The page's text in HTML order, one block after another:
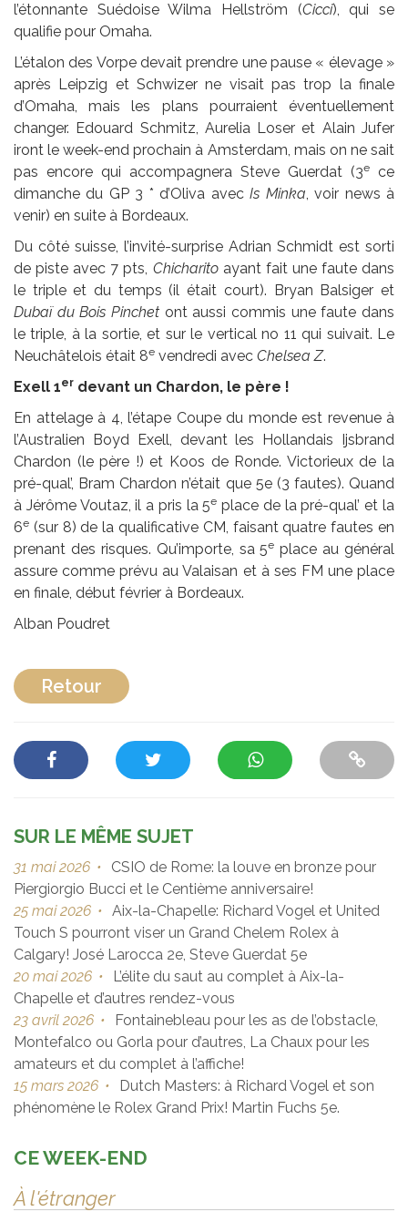
l’étonnante Suédoise Wilma Hellström (Cicci), qui se
qualifie pour Omaha.
L’étalon des Vorpe devait prendre une pause « élevage »
après Leipzig et Schwizer ne visait pas trop la finale
d’Omaha, mais les plans pourraient éventuellement
changer. Edouard Schmitz, Aurelia Loser et Alain Jufer
iront le week-end prochain à Amsterdam, mais on ne sait
pas encore qui accompagnera Steve Guerdat (3e
ce
dimanche du GP 3 * d’Oliva avecIs Minka, voir news à
venir) en suite à Bordeaux.
Du côté suisse, l’invité-surprise Adrian Schmidt est sorti
de piste avec 7 pts, Chicharitoayant fait une faute dans
le triple et du temps (il était court). Bryan Balsiger et
Dubaï du Bois Pinchet ont aussi commis une faute dans
le triple, à la sortie, et sur le vertical no 11 qui suivait. Le
Neuchâtelois était 8e vendredi avec Chelsea Z.
Exell 1er devant un Chardon, le père !
En attelage à 4, l’étape Coupe du monde est revenue à
l’Australien Boyd Exell, devant les Hollandais Ijsbrand
Chardon (le père !) et Koos de Ronde. Victorieux de la
pré-qual’, Bram Chardon n’était que 5e (3 fautes). Quand
à Jérôme Voutaz, il a pris la 5e place de la pré-qual’ et la
6e (sur 8) de la qualificative CM, faisant quatre fautes en
prenant des risques. Qu’importe, sa 5e place au général
assure comme prévu au Valaisan et à ses FM une place
en finale, début février à Bordeaux.
Alban Poudret
Retour
SUR LE MÊME SUJET
31 mai 2026 •
CSIO de Rome: la louve en bronze pour
Piergiorgio Bucci et le Centième anniversaire!
25 mai 2026 • Aix-la-Chapelle: Richard Vogel et United
Touch S pourront viser un Grand Chelem Rolex à
Calgary! José Larocca 2e, Steve Guerdat 5e
20 mai 2026 •
L’élite du saut au complet à Aix-la-
Chapelle et d’autres rendez-vous
23 avril 2026 •
Fontainebleau pour les as de l’obstacle,
Montefalco ou Gorla pour d’autres, La Chaux pour les
amateurs et du complet à l’affiche!
15 mars 2026 •
Dutch Masters: à Richard Vogel et son
phénomène le Rolex Grand Prix! Martin Fuchs 5e.
CE WEEK-END
À l'étranger